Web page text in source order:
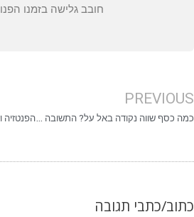
חובב גלישה בזמנו הפנוי.
כמה כסף שווה נקודה באל על? התשובה המפתיעה!
כתבי תגובה